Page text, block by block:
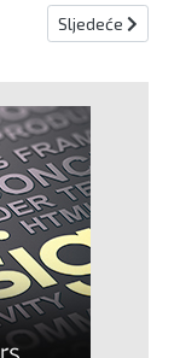
sportaša i
Sljedeći
Sljedeće